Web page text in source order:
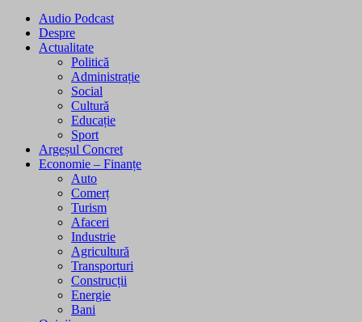
Audio Podcast
Despre
Actualitate
Politică
Administrație
Social
Cultură
Educație
Sport
Argeșul Concret
Economie – Finanțe
Auto
Comerț
Turism
Afaceri
Industrie
Agricultură
Transporturi
Construcții
Energie
Bani